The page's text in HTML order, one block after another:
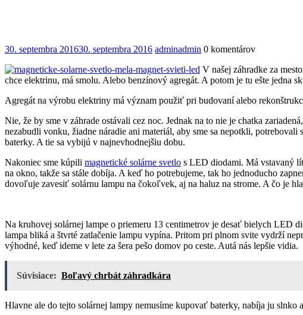
30. septembra 201630. septembra 2016 adminadmin 0 komentárov
V našej záhradke za
chce elektrinu, má smolu. Alebo benzínový agregát. A potom je tu ešte jedna
Agregát na výrobu elektriny má význam použiť pri budovaní alebo
Nie, že by sme v záhrade ostávali cez noc. Jednak na to nie je chatka
nezabudli vonku, žiadne náradie ani materiál, aby sme sa nepotkli,
baterky. A tie sa vybijú v najnevhodnejšiu dobu.
Nakoniec sme kúpili magnetické solárne svetlo s LED diodami. Má vstavaný
na okno, takže sa stále dobíja. A keď ho potrebujeme, tak ho jednoducho
dovoľuje zavesiť solárnu lampu na čokoľvek, aj na haluz na strome. A čo je
Na kruhovej solárnej lampe o priemeru 13 centimetrov je desať bielych LED
lampa bliká a štvrté zatlačenie lampu vypína. Pritom pri plnom svite vydrží
výhodné, keď ideme v lete za šera pešo domov po ceste. Autá nás lepšie vidia.
Súvisiace: Boľavý chrbát záhradkára
Hlavne ale do tejto solárnej lampy nemusíme kupovať baterky, nabíja ju slnko